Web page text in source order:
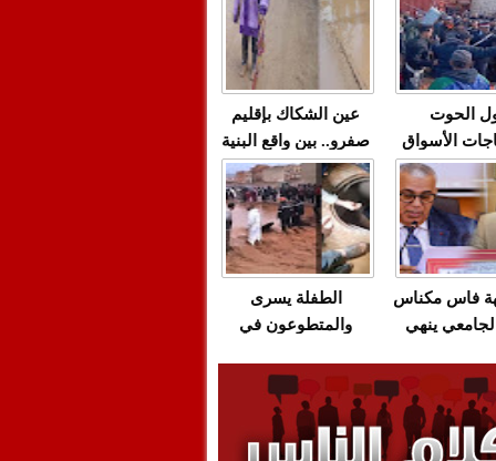
انقطاعه في شبه
الجزيرة الإيبيرية
على الهواء
عين الشكاك بإقليم
صفرو.. بين واقع البنية
التحتية المهترئة
والحملات الانتخابية
المبكرة(فيديو)
الحوت
الأسواق
الاحتقان
والتراشق
أخنوش
المريب
الطفلة يسرى
والمتطوعون في
وقنوات صرف صحي
تقتل والمحاسبة يجب
أن تطال المسؤولين
فاس مكناس
ينهي
مع شركة
+ وثيقة
وفيديو